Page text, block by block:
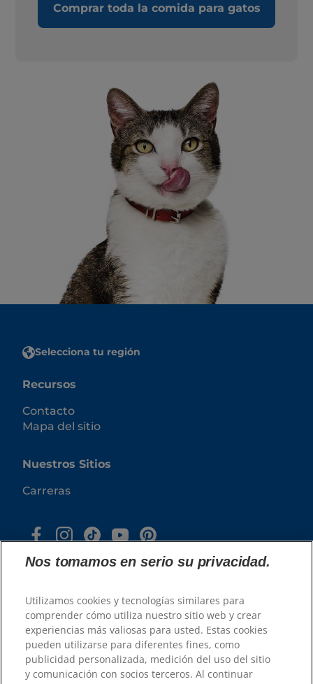
Comprar toda la comida para gatos
Selecciona tu región
Recursos
Contacto
Mapa del sitio
Nuestros Sitios
Carreras
© 2025 Hill's Pet Nutrition, Inc.
Todos los derechos reservados.
Tal y como se utiliza en el presente documento,
Nos tomamos en serio su privacidad.
Utilizamos cookies y tecnologías similares para
comprender cómo utiliza nuestro sitio web y crear
experiencias más valiosas para usted. Estas cookies
pueden utilizarse para diferentes fines, como
publicidad personalizada, medición del uso del sitio
y comunicación con socios terceros. Al continuar